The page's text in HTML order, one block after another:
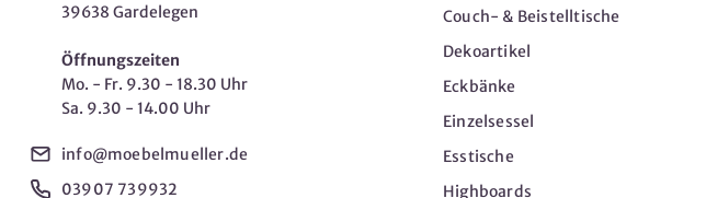
39638 Gardelegen
Öffnungszeiten
Mo. - Fr. 9.30 - 18.30 Uhr
Sa. 9.30 - 14.00 Uhr
info@moebelmueller.de
03907 739932
Couch- & Beistelltische
Dekoartikel
Eckbänke
Einzelsessel
Esstische
Highboards